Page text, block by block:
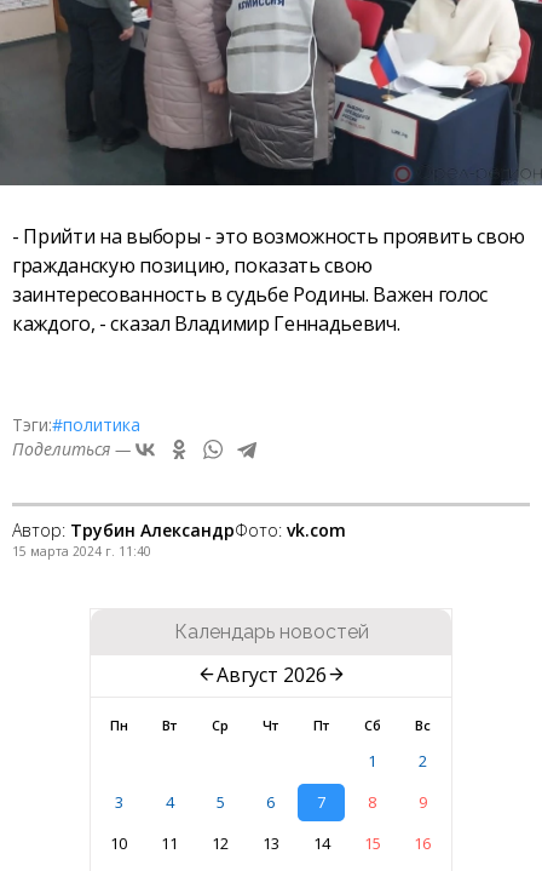
- Прийти на выборы - это возможность проявить свою
гражданскую позицию, показать свою
заинтересованность в судьбе Родины. Важен голос
каждого, - сказал Владимир Геннадьевич.
Тэги:#политика
Поделиться —
Автор: Трубин АлександрФото: vk.com
15 марта 2024 г. 11:40
Календарь новостей
Август 2026
Пн Вт Ср Чт Пт Сб Вс
1
2
3
4 5 6 7 8
9
10
11 12 13 14 15
16